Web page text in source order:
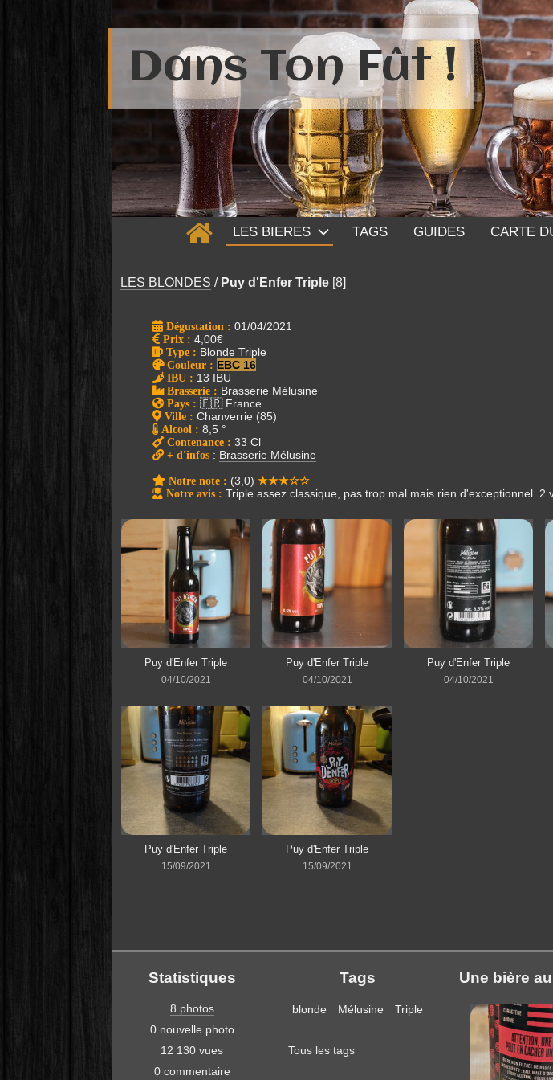
Dans Ton Fût !
LES BIERES TAGS GUIDES CARTE
LES BLONDES / Puy d'Enfer Triple [8]
Dégustation : 01/04/2021
Prix: 4,00€
Type: Blonde Triple
Couleur: EBC 16
IBU: 13 IBU
Brasserie: Brasserie Mélusine
Pays: 🇫🇷 France
Ville: Chanverrie (85)
Alcool : 8,5 °
Contenance: 33 Cl
+ d'infos: Brasserie Mélusine
Notre note: (3,0) ★★★☆☆
Notre avis: Triple assez classique, pas trop mal mais rien d'exceptionnel. 2
Puy d'Enfer Triple
04/10/2021
Puy d'Enfer Triple
04/10/2021
Puy d'Enfer Triple
04/10/2021
Puy d'Enfer Triple
15/09/2021
Puy d'Enfer Triple
15/09/2021
Statistiques
8 photos
0 nouvelle photo
12 130 vues
0 commentaire
Tags
blonde Mélusine Triple
Tous les tags
Une bière